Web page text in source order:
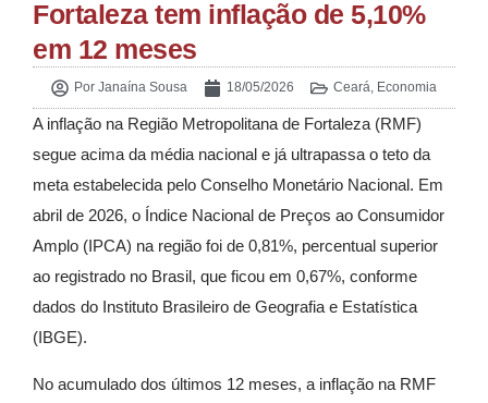
Fortaleza tem inflação de 5,10%
em 12 meses
Por Janaína Sousa 18/05/2026 Ceará, Economia
A inflação na Região Metropolitana de Fortaleza (RMF)
segue acima da média nacional e já ultrapassa o teto da
meta estabelecida pelo Conselho Monetário Nacional. Em
abril de 2026, o Índice Nacional de Preços ao Consumidor
Amplo (IPCA) na região foi de 0,81%, percentual superior
ao registrado no Brasil, que ficou em 0,67%, conforme
dados do Instituto Brasileiro de Geografia e Estatística
(IBGE).
No acumulado dos últimos 12 meses, a inflação na RMF